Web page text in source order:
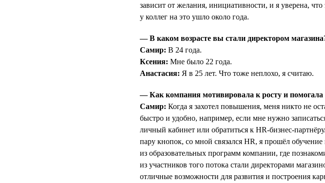
зависит от желания, инициативности, и я уверена,
у коллег на это ушло около года.
— В каком возрасте вы стали директором
Самир: В 24 года.
Ксения: Мне было 22 года.
Анастасия: Я в 25 лет. Что тоже неплохо, я считаю.
— Как компания мотивировала к росту и помогала
Самир: Когда я захотел повышения, меня никто не
быстро и удобно, например, если мне нужно
личный кабинет или обратиться к HR-бизнес-
пару кнопок, со мной связался HR, я прошёл
из образовательных программ компании, где
из участников того потока стали директорами
отличные возможности для развития и построения